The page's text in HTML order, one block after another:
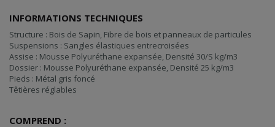
INFORMATIONS TECHNIQUES
Structure : Bois de Sapin, Fibre de bois et panneaux de particules
Suspensions : Sangles élastiques entrecroisées
Assise : Mousse Polyuréthane expansée, Densité 30/S kg/m3
Dossier : Mousse Polyuréthane expansée, Densité 25 kg/m3
Pieds : Métal gris foncé
Têtières réglables
COMPREND :